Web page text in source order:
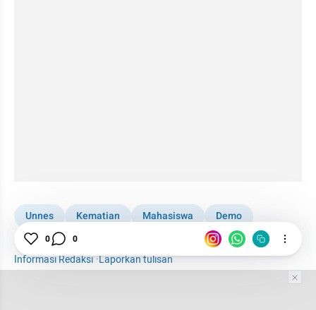
Unnes Kematian Mahasiswa
Demo
Semarang
Informasi Redaksi·Laporkan tulisan
0 0